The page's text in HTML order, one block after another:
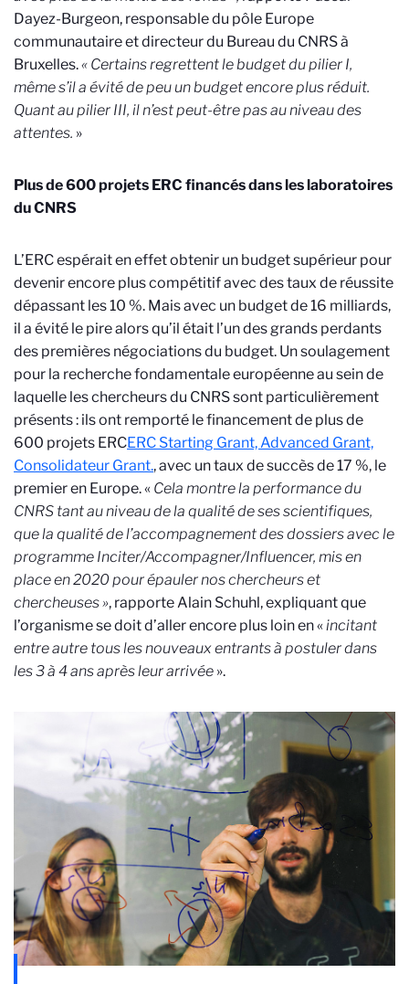
Dayez-Burgeon, responsable du pôle Europe
communautaire et directeur du Bureau du CNRS à
Bruxelles.« Certains regrettent le budget du pilier I,
même s’il a évité de peu un budget encore plus réduit.
Quant au pilier III, il n’est peut-être pas au niveau des
attentes. »
Plus de 600 projets ERC financés dans les laboratoires
du CNRS
L’ERC espérait en effet obtenir un budget supérieur pour
devenir encore plus compétitif avec des taux de réussite
dépassant les 10 %. Mais avec un budget de 16 milliards,
il a évité le pire alors qu’il était l’un des grands perdants
des premières négociations du budget. Un soulagement
pour la recherche fondamentale européenne au sein de
laquelle les chercheurs du CNRS sont particulièrement
présents : ils ont remporté le financement de plus de
600 projets ERCERC Starting Grant, Advanced Grant,
Consolidateur Grant., avec un taux de succès de 17 %, le
premier en Europe. « Cela montre la performance du
CNRS tant au niveau de la qualité de ses scientifiques,
que la qualité de l’accompagnement des dossiers avec le
programme Inciter/Accompagner/Influencer, mis en
place en 2020 pour épauler noschercheurs et
chercheuses », rapporte Alain Schuhl, expliquant que
l’organisme se doit d’aller encore plus loin en «incitant
entre autre tous les nouveaux entrants à postuler dans
les 3 à 4 ans après leur arrivée ».